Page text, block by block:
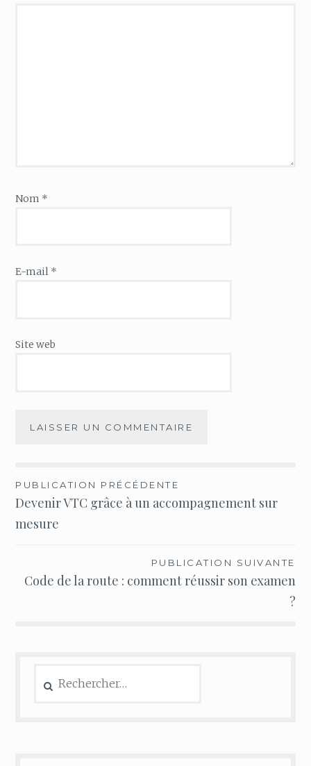
Nom *
E-mail *
Site web
Navigation
de
PUBLICATION PRÉCÉDENTE
Devenir VTC grâce à un accompagnement sur
mesure
PUBLICATION SUIVANTE
Code de la route : comment réussir son examen
?